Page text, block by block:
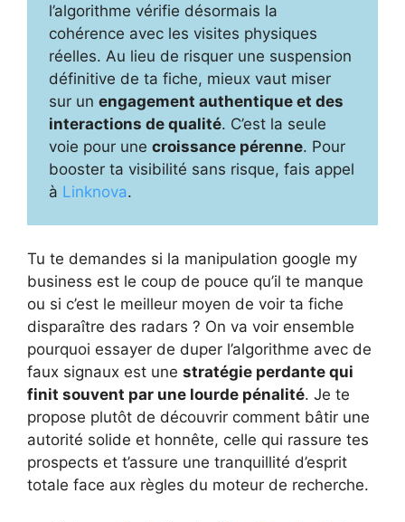
l’algorithme vérifie désormais la
cohérence avec les visites physiques
réelles. Au lieu de risquer une suspension
définitive de ta fiche, mieux vaut miser
sur un engagement authentique et des
interactions de qualité. C’est la seule
voie pour une croissance pérenne. Pour
booster ta visibilité sans risque, fais appel
à Linknova.
Tu te demandes si la manipulation google my
business est le coup de pouce qu’il te manque
ou si c’est le meilleur moyen de voir ta fiche
disparaître des radars ? On va voir ensemble
pourquoi essayer de duper l’algorithme avec de
faux signaux est une stratégie perdante qui
finit souvent par une lourde pénalité. Je te
propose plutôt de découvrir comment bâtir une
autorité solide et honnête, celle qui rassure tes
prospects et t’assure une tranquillité d’esprit
totale face aux règles du moteur de recherche.